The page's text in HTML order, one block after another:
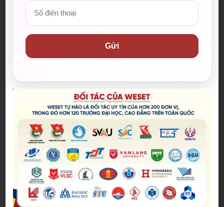
Spider-Man: Brand New Day – Bộ
phim được kỳ vọng đưa MCU trở
lại thời kỳ đỉnh cao
04/08/2026
thu mở màn trong sự nghiệp
Christopher Nolan
22/07/2026
WE SHARE: Ước mơ lớn từ một
góc học tập nhỏ của nữ sinh
Nguyễn Thảo Trang
21/07/2026
Người phụ nữ giữ trọn lời hẹn
Gửi